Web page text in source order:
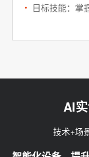
目标技能：掌
AI
技术+场